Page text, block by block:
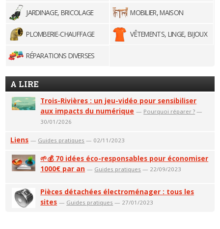
JARDINAGE, BRICOLAGE
MOBILIER, MAISON
PLOMBERIE-CHAUFFAGE VÊTEMENTS, LINGE, BIJOUX
RÉPARATIONS DIVERSES
A LIRE
Trois-Rivières : un jeu-vidéo pour sensibiliser
aux impacts du numérique — Pourquoi réparer ? —
30/01/2026
Liens — Guides pratiques — 02/11/2023
🌱💰 70 idées éco-responsables pour économiser
1000€ par an — Guides pratiques — 22/09/2023
Pièces détachées électroménager : tous les
sites — Guides pratiques — 27/01/2023